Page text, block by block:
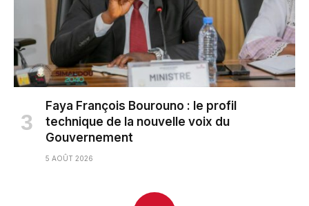
Faya François Bourouno : le profil
technique de la nouvelle voix du
Gouvernement
5 AOÛT 2026